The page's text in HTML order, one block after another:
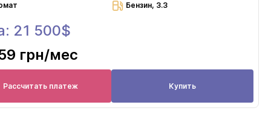
Бензин, 3.3
21 500$
грн/мес
Рассчитать платеж Купить